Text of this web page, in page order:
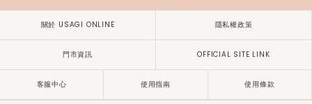
關於 USAGI ONLINE 隱私權政策
門市資訊 OFFICIAL SITE LINK
客服中心 使用指南 使用條款